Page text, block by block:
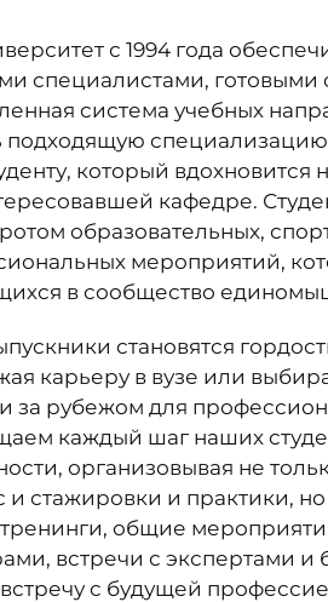
с 1994 года
специалистами, готовыми
система учебных
подходящую
который вдохновится
кафедре.
образовательных,
мероприятий,
в сообщество
становятся
карьеру в вузе или
за рубежом для
каждый шаг наших
организовывая не
и стажировки и практики,
общие
встречи с экспертами и
с будущей